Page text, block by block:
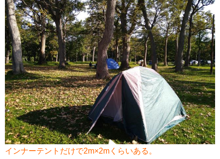
インナーテントだけで2m×2mくらいある。